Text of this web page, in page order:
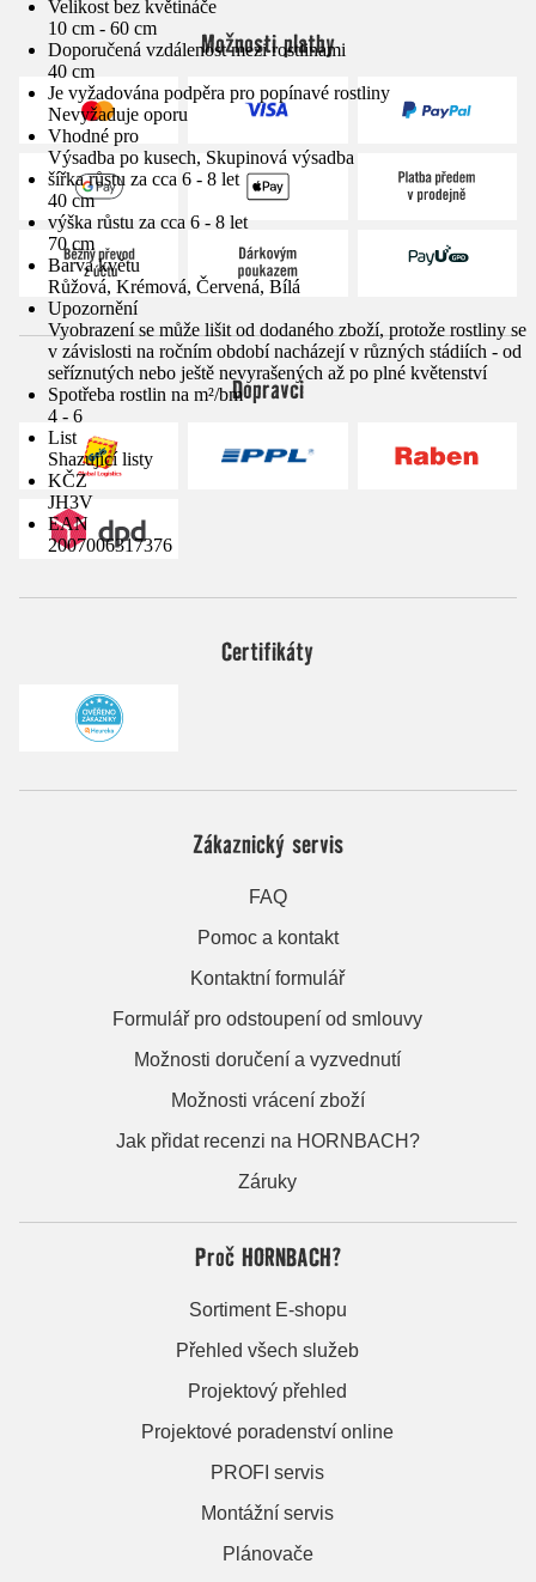
Velikost bez květináče
10 cm - 60 cm
Doporučená vzdálenost mezi rostlinami
40 cm
Je vyžadována podpěra pro popínavé rostliny
Nevyžaduje oporu
Vhodné pro
Výsadba po kusech, Skupinová výsadba
šířka růstu za cca 6 - 8 let
40 cm
výška růstu za cca 6 - 8 let
70 cm
Barva květu
Růžová, Krémová, Červená, Bílá
Upozornění
Vyobrazení se může lišit od dodaného zboží, protože rostliny se
v závislosti na ročním období nacházejí v různých stádiích - od
seříznutých nebo ještě nevyrašených až po plné květenství
Spotřeba rostlin na m²/bm
4 - 6
List
Shazující listy
KČZ
JH3V
EAN
2007006317376
Možnosti platby
Dopravci
Certifikáty
Zákaznický servis
FAQ
Pomoc a kontakt
Kontaktní formulář
Formulář pro odstoupení od smlouvy
Možnosti doručení a vyzvednutí
Možnosti vrácení zboží
Jak přidat recenzi na HORNBACH?
Záruky
Proč HORNBACH?
Sortiment E-shopu
Přehled všech služeb
Projektový přehled
Projektové poradenství online
PROFI servis
Montážní servis
Plánovače